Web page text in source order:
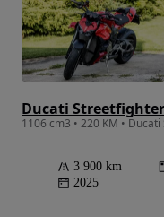
Ducati
1106 cm3 • 220 KM •
3 900 km
2025